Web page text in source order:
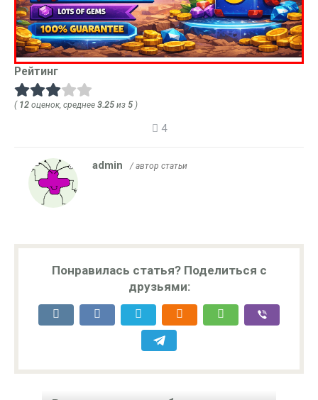
Рейтинг
( 12 оценок, среднее 3.25 из 5 )
4
admin / автор статьи
Понравилась статья? Поделиться с
друзьями: